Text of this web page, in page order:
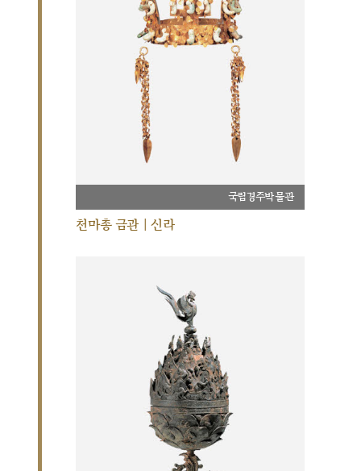
국립경주박물관
천마총 금관 | 신라